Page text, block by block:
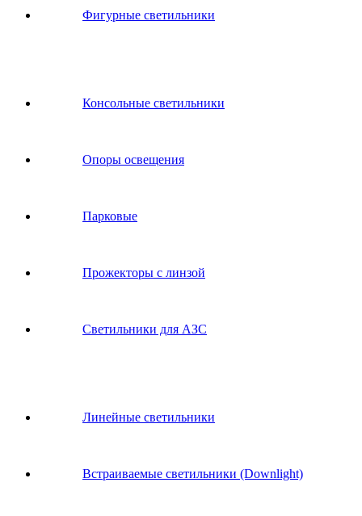
Фигурные светильники
Консольные светильники
Опоры освещения
Парковые
Прожекторы с линзой
Светильники для АЗС
Линейные светильники
Встраиваемые светильники (Downlight)